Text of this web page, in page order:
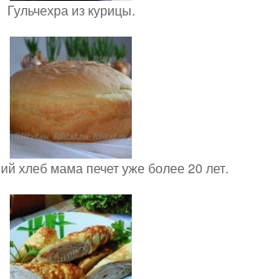
Гульчехра из курицы.
хлеб мама печет уже более 20 лет.